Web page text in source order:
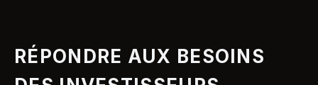
RÉPONDRE AUX BESOINS